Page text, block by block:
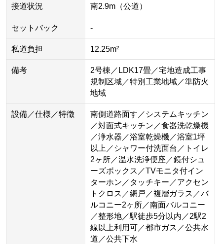
接道状況 南2.9m（公道）
セットバック -
私道負担 12.25m²
備考
2号棟／LDK17畳／宅地造成工事
規制区域／特別工業地域／準防火
地域
設備／仕様／特徴
南側道路面す／システムキッチン
／対面式キッチン／食器洗乾燥機
／浄水器／浴室乾燥機／浴室1坪
以上／シャワー付洗面台／トイレ
2ヶ所／温水洗浄便座／鏡付シュ
ーズボックス／TVモニタ付イン
ターホン／タッチキー／アクセン
トクロス／網戸／複層ガラス／バ
ルコニー2ヶ所／南面バルコニー
／整形地／駅徒歩5分以内／2駅2
線以上利用可／都市ガス／公共水
道／公共下水